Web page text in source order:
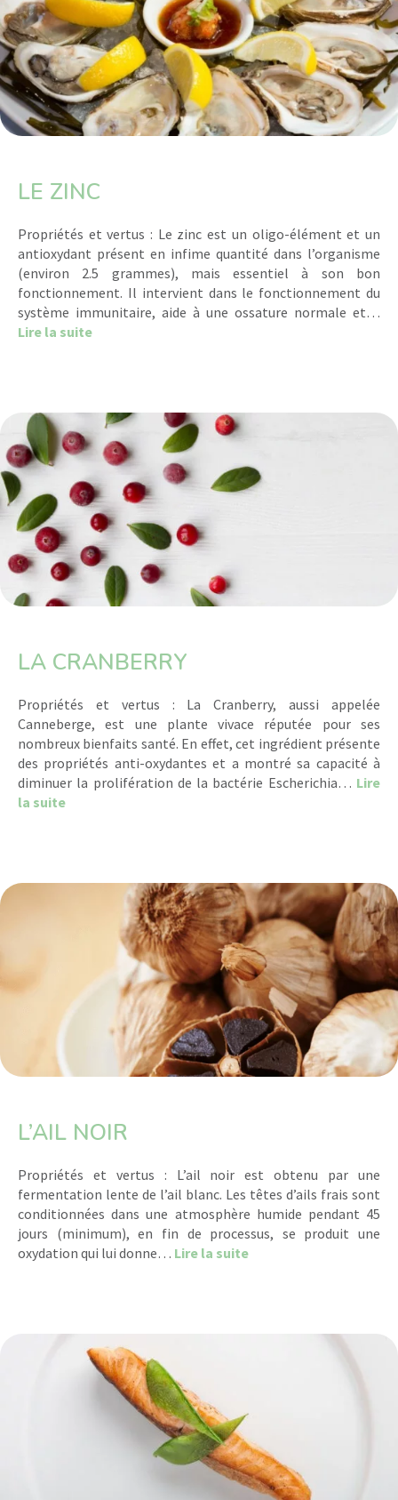
LE ZINC
Propriétés et vertus : Le zinc est un oligo-élément et un
antioxydant présent en infime quantité dans l’organisme
(environ 2.5 grammes), mais essentiel à son bon
fonctionnement. Il intervient dans le fonctionnement du
système immunitaire, aide à une ossature normale et…
Lire la suiteabout Le Zinc
LA CRANBERRY
Propriétés et vertus : La Cranberry, aussi appelée
Canneberge, est une plante vivace réputée pour ses
nombreux bienfaits santé. En effet, cet ingrédient présente
des propriétés anti-oxydantes et a montré sa capacité à
diminuer la prolifération de la bactérie Escherichia… Lire
la suiteabout La Cranberry
L’AIL NOIR
Propriétés et vertus : L’ail noir est obtenu par une
fermentation lente de l’ail blanc. Les têtes d’ails frais sont
conditionnées dans une atmosphère humide pendant 45
jours (minimum), en fin de processus, se produit une
oxydation qui lui donne… Lire la suiteabout L’ail noir